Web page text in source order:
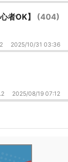
者OK】 (404)
2025/10/31 03:36
2025/08/19 07:12